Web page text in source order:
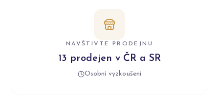
NAVŠTIVTE PRODEJNU
13 prodejen v ČR a SR
Osobní vyzkoušení